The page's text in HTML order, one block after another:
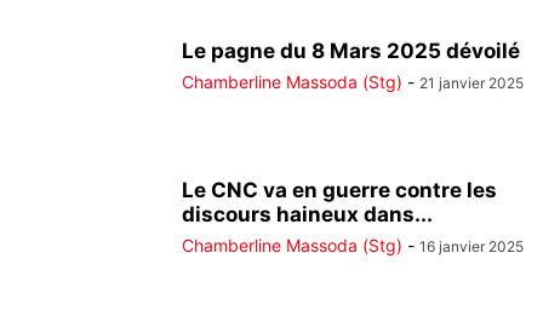
Le pagne du 8 Mars 2025 dévoilé
Chamberline Massoda (Stg) - 21 janvier 2025
Le CNC va en guerre contre les
discours haineux dans...
Chamberline Massoda (Stg) - 16 janvier 2025